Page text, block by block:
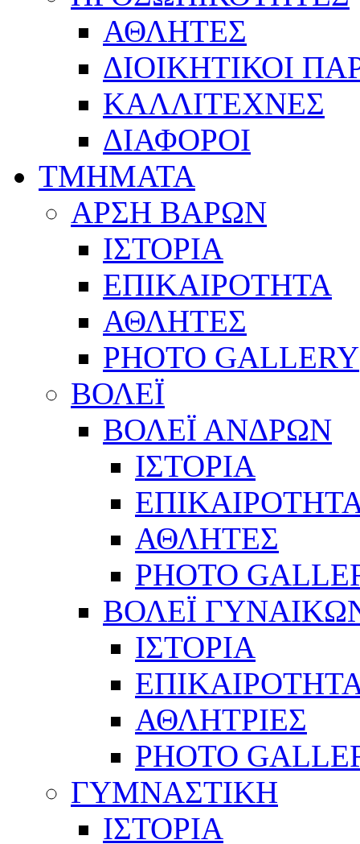
ΑΘΛΗΤΕΣ
ΔΙΟΙΚΗΤΙΚΟΙ
ΚΑΛΛΙΤΕΧΝΕΣ
ΔΙΑΦΟΡΟΙ
ΤΜΗΜΑΤΑ
ΑΡΣΗ ΒΑΡΩΝ
ΙΣΤΟΡΙΑ
ΕΠΙΚΑΙΡΟΤΗΤΑ
ΑΘΛΗΤΕΣ
PHOTO GALLERY
ΒΟΛΕΪ
ΒΟΛΕΪ ΑΝΔΡΩΝ
ΙΣΤΟΡΙΑ
ΑΘΛΗΤΕΣ
PHOTO
ΒΟΛΕΪ
ΙΣΤΟΡΙΑ
ΑΘΛΗΤΡΙΕΣ
PHOTO
ΓΥΜΝΑΣΤΙΚΗ
ΙΣΤΟΡΙΑ